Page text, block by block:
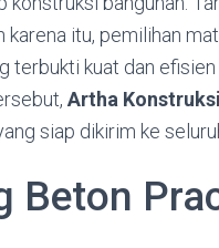
karena itu, pemilihan
terbukti kuat dan efisien
Artha Konstruksi
siap dikirim ke
Beton